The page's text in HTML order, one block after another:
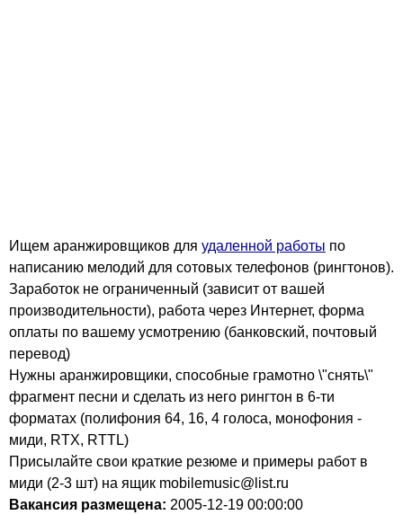
Ищем аранжировщиков для удаленной работы по
написанию мелодий для сотовых телефонов (рингтонов).
Заработок не ограниченный (зависит от вашей
производительности), работа через Интернет, форма
оплаты по вашему усмотрению (банковский, почтовый
перевод)
Нужны аранжировщики, способные грамотно \"снять\"
фрагмент песни и сделать из него рингтон в 6-ти
форматах (полифония 64, 16, 4 голоса, монофония -
миди, RTX, RTTL)
Присылайте свои краткие резюме и примеры работ в
миди (2-3 шт) на ящик mobilemusic@list.ru
Вакансия размещена: 2005-12-19 00:00:00